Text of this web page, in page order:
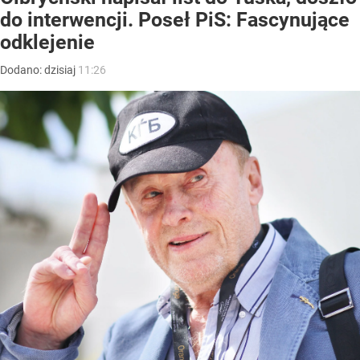
do interwencji. Poseł PiS: Fascynujące
odklejenie
Dodano:dzisiaj 11:26